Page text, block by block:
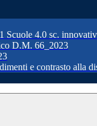
4.0 sc.
D.M. 66_2023
e contrasto alla